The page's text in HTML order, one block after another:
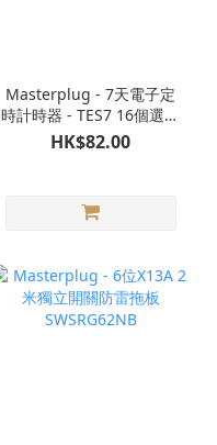
Masterplug - 7天電子定
時計時器 - TES7 16個選項
和10個程序可選
HK$82.00